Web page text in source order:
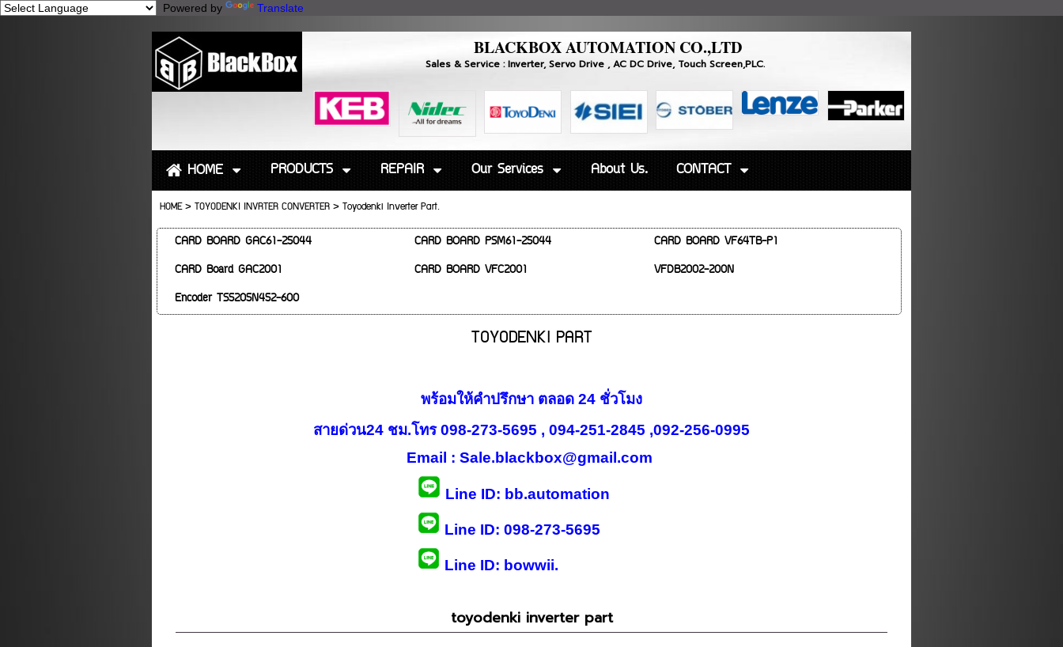
Powered by Translate
BLACKBOX AUTOMATION CO.,LTD
Sales & Service : Inverter, Servo Drive , AC DC Drive, Touch Screen,PLC.
HOME PRODUCTS REPAIR Our Services About Us. CONTACT
HOME>TOYODENKI INVRTER CONVERTER>Toyodenki Inverter Part.
CARD BOARD GAC61-25044 CARD BOARD PSM61-25044
CARD BOARD VF64TB-P1
CARD Board GAC2001
CARD BOARD VFC2001
VFDB2002-200N
Encoder TS5205N452-600
TOYODENKI PART
พร้อมให้คำปรึกษา ตลอด 24 ชั่วโมง
สายด่วน24 ชม.โทร 098-273-5695 , 094-251-2845 ,092-256-0995
Email : Sale.blackbox@gmail.com
Line ID: bb.automation
Line ID: 098-273-5695
Line ID: bowwii.
toyodenki inverter part